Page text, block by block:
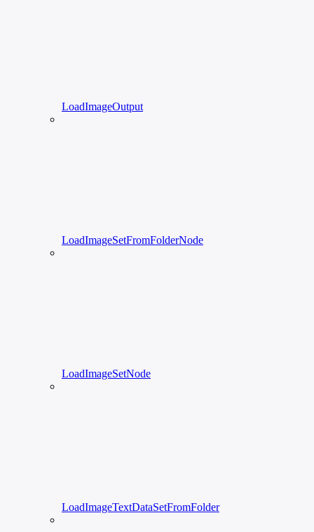
LoadImageOutput
LoadImageSetFromFolderNode
LoadImageSetNode
LoadImageTextDataSetFromFolder